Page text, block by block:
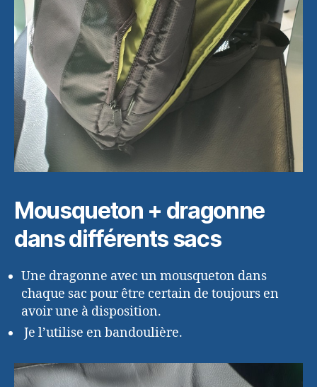
Mousqueton + dragonne
dans différents sacs
Une dragonne avec un mousqueton dans
chaque sac pour être certain de toujours en
avoir une à disposition.
Je l’utilise en bandoulière.